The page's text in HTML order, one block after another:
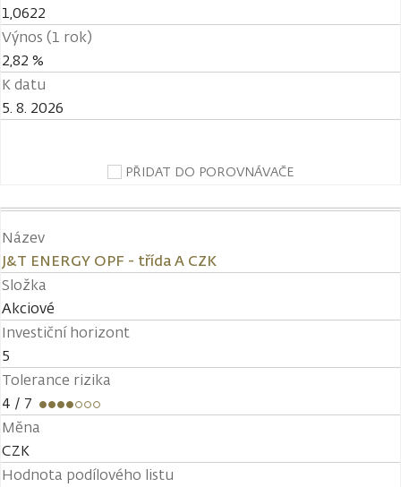
1,0622
Výnos (1 rok)
2,82 %
K datu
5. 8. 2026
PŘIDAT DO POROVNÁVAČE
Název
J&T ENERGY OPF - třída A CZK
Složka
Akciové
Investiční horizont
5
Tolerance rizika
4 / 7
Měna
CZK
Hodnota podílového listu